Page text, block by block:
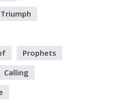
Triumph
Prophets
Calling